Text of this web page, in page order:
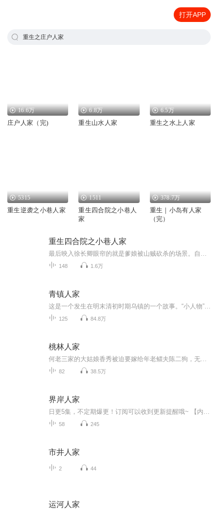
打开APP
重生之庄户人家
16.6万
庄户人家（完)
6.8万
重生山水人家
6.5万
重生之水上人家
5315
重生逆袭之小巷人家
1511
重生四合院之小巷人
家
378.7万
重生｜小岛有人家
（完）
重生四合院之小巷人家
148 1.6万
青镇人家
125 84.8万
桃林人家
82 38.5万
界岸人家
58 245
市井人家
2 44
运河人家